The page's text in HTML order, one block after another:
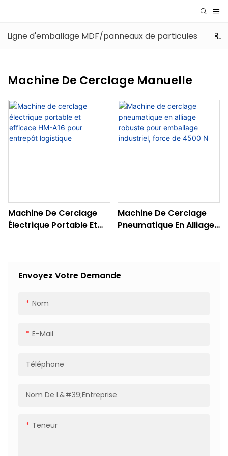
Ligne d'emballage MDF/panneaux de particules
Machine De Cerclage Manuelle
Envoyez Votre Demande
Nom
E-Mail
Téléphone
Nom De L&#39;entreprise
Teneur
Machine De Cerclage
Électrique Portable Et
Machine De Cerclage
Pneumatique En Alliage
4500 N